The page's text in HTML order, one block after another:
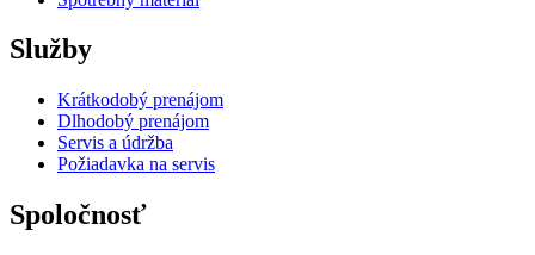
Služby
Krátkodobý prenájom
Dlhodobý prenájom
Servis a údržba
Požiadavka na servis
Spoločnosť